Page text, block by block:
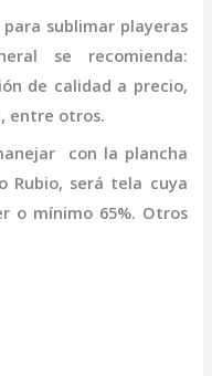
para sublimar playeras
se recomienda:
de calidad a precio,
entre otros.
con la plancha
Rubio, será tela cuya
o mínimo 65%. Otros